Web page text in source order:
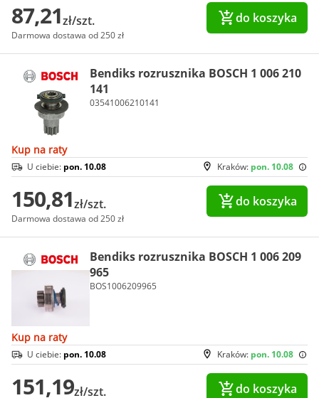
87,21zł/szt.
Darmowa dostawa od 250 zł
do koszyka
Bendiks rozrusznika BOSCH 1 006 210
141
03541006210141
Kup na raty
Kraków: pon. 10.08
U ciebie: pon. 10.08
150,81zł/szt.
Darmowa dostawa od 250 zł
do koszyka
Bendiks rozrusznika BOSCH 1 006 209
965
BOS1006209965
Kup na raty
Kraków: pon. 10.08
U ciebie: pon. 10.08
151,19zł/szt. do koszyka